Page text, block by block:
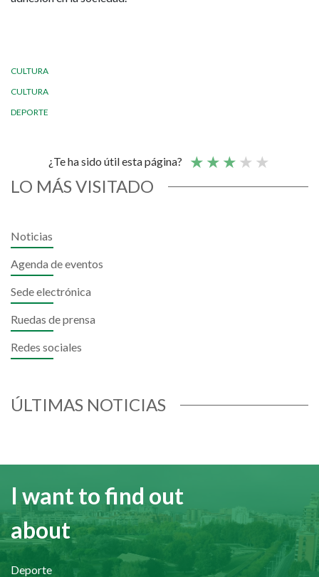
CULTURA
CULTURA
DEPORTE
¿Te ha sido útil esta página?
LO MÁS VISITADO
Noticias
Agenda de eventos
Sede electrónica
Ruedas de prensa
Redes sociales
ÚLTIMAS NOTICIAS
I want to find out
about
Deporte